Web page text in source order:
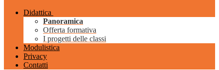
Didattica
Panoramica
Offerta formativa
I progetti delle classi
Modulistica
Privacy
Contatti